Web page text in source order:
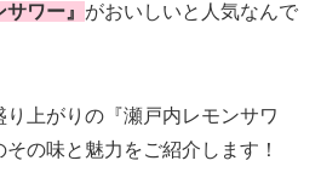
サワー』 がおいしいと人気なんで
上がりの『瀬戸内レモンサワ
の味と魅力をご紹介します！